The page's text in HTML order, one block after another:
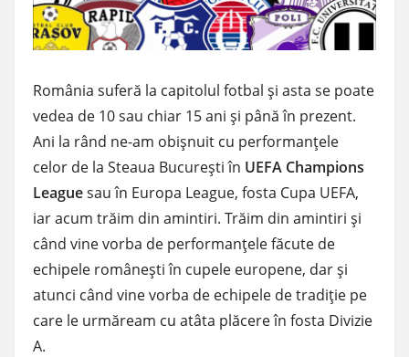
România suferă la capitolul fotbal şi asta se poate
vedea de 10 sau chiar 15 ani şi până în prezent.
Ani la rând ne-am obişnuit cu performanţele
celor de la Steaua Bucureşti în UEFA Champions
Leaguesau în Europa League, fosta Cupa UEFA,
iar acum trăim din amintiri. Trăim din amintiri şi
când vine vorba de performanţele făcute de
echipele româneşti în cupele europene, dar şi
atunci când vine vorba de echipele de tradiţie pe
care le urmăream cu atâta plăcere în fosta Divizie
A.